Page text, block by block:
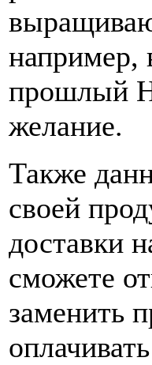
например,
прошлый
желание.
Также
своей
доставки
сможете
заменить